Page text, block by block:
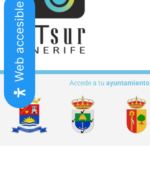
Accede a tu ayuntamiento
Web accesible